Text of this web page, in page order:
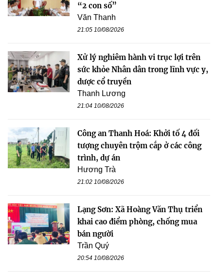
“2 con số”
Văn Thanh
21:05 10/08/2026
Xử lý nghiêm hành vi trục lợi trên
sức khỏe Nhân dân trong lĩnh vực y,
dược cổ truyền
Thanh Lương
21:04 10/08/2026
Công an Thanh Hoá: Khởi tố 4 đối
tượng chuyên trộm cắp ở các công
trình, dự án
Hương Trà
21:02 10/08/2026
Lạng Sơn: Xã Hoàng Văn Thụ triển
khai cao điểm phòng, chống mua
bán người
Trần Quý
20:54 10/08/2026